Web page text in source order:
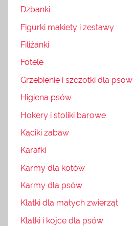
Dzbanki
Figurki makiety i zestawy
Filiżanki
Fotele
Grzebienie i szczotki dla psów
Higiena psów
Hokery i stoliki barowe
Kąciki zabaw
Karafki
Karmy dla kotów
Karmy dla psów
Klatki dla małych zwierząt
Klatki i kojce dla psów